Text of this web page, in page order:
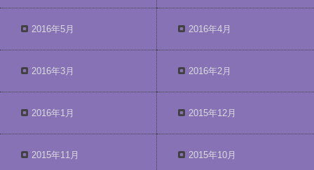
2016年5月 2016年4月
2016年3月 2016年2月
2016年1月 2015年12月
2015年11月 2015年10月